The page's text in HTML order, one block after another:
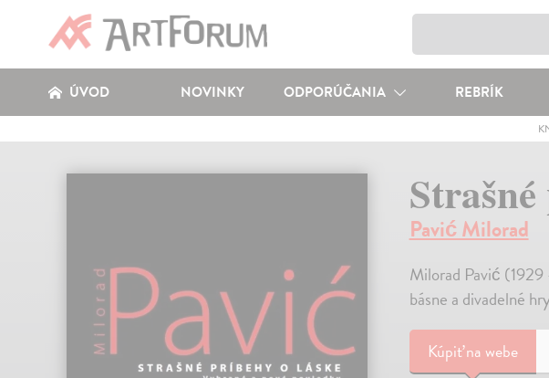
ÚVOD NOVINKY ODPORÚČANIA REBRÍK
Pavić Milorad
Milorad Pavić
básne a divadelné
Kúpiťna webe